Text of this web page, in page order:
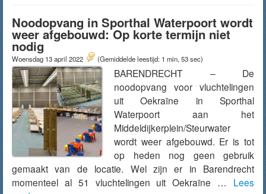
Noodopvang in Sporthal Waterpoort wordt
weer afgebouwd: Op korte termijn niet
nodig
Woensdag 13 april 2022 (Gemiddelde leestijd: 1 min, 53 sec)
BARENDRECHT – De
noodopvang voor vluchtelingen
uit Oekraïne in Sporthal
Waterpoort aan het
Middeldijkerplein/Steurwater
wordt weer afgebouwd. Er is tot
op heden nog geen gebruik
gemaakt van de locatie. Wel zijn er in Barendrecht
momenteel al 51 vluchtelingen uit Oekraïne … Lees